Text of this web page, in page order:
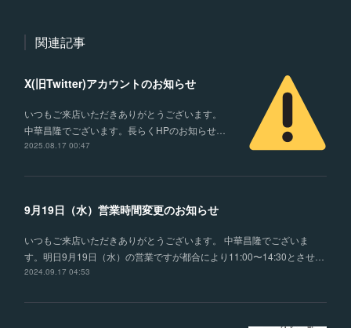
関連記事
X(旧Twitter)アカウントのお知らせ
いつもご来店いただきありがとうございます。
中華昌隆でございます。長らくHPのお知らせ…
2025.08.17 00:47
9月19日（水）営業時間変更のお知らせ
いつもご来店いただきありがとうございます。 中華昌隆でございま
す。明日9月19日（水）の営業ですが都合により11:00〜14:30とさせ…
2024.09.17 04:53